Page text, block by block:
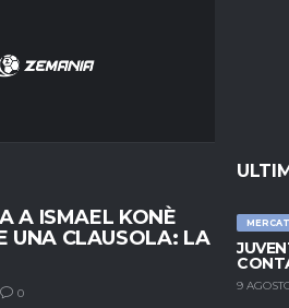
9
A ISMAEL KONÈ
UNA CLAUSOLA: LA
0